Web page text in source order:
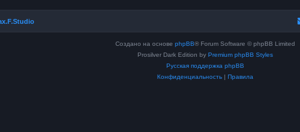
Создано на основе phpBB® Forum Software © phpBB Limited
Prosilver Dark Edition by Premium phpBB Styles
Русская поддержка phpBB
Конфиденциальность| Правила